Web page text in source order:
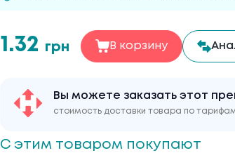
1.32 грн В корзину
Вы можете заказать этот
стоимость доставки товара по
С этим товаром покупают